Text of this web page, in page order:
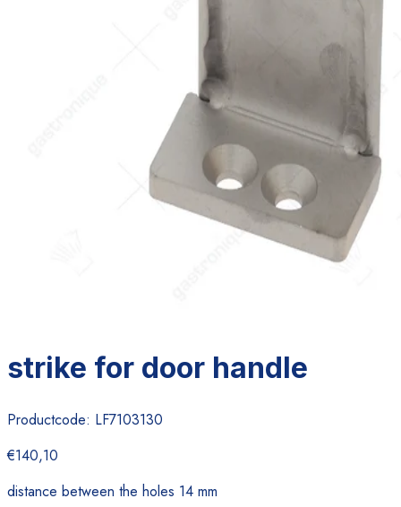
strike for door handle
Productcode: LF7103130
€140,10
distance between the holes 14 mm